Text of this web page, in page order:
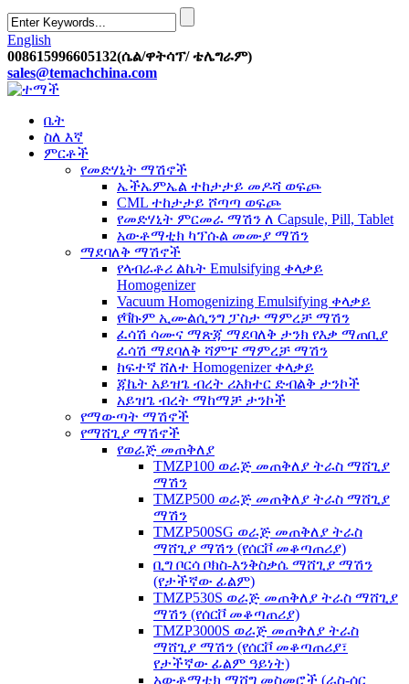
English
008615996605132(ሴል/ዋትሳፕ/ ቴሌግራም)
sales@temachchina.com
ቤት
ስለ እኛ
ምርቶች
የመድሃኒት ማሽኖች
ኤችኤምኤል ተከታታይ መዶሻ ወፍጮ
CML ተከታታይ ሾጣጣ ወፍጮ
የመድሃኒት ምርመራ ማሽን ለ Capsule, Pill, Tablet
አውቶማቲክ ካፕሱል መሙያ ማሽን
ማደባለቅ ማሽኖች
የላብራቶሪ ልኬት Emulsifying ቀላቃይ
Homogenizer
Vacuum Homogenizing Emulsifying ቀላቃይ
የቫኩም ኢሙልሲንግ ፓስታ ማምረቻ ማሽን
ፈሳሽ ሳሙና ማጽጃ ማደባለቅ ታንክ የእቃ ማጠቢያ
ፈሳሽ ማደባለቅ ሻምፑ ማምረቻ ማሽን
ከፍተኛ ሸለተ Homogenizer ቀላቃይ
ጃኬት አይዝጌ ብረት ሪአክተር ድብልቅ ታንኮች
አይዝጌ ብረት ማከማቻ ታንኮች
የማውጣት ማሽኖች
የማሸጊያ ማሽኖች
የወራጅ መጠቅለያ
TMZP100 ወራጅ መጠቅለያ ትራስ ማሸጊያ
ማሽን
TMZP500 ወራጅ መጠቅለያ ትራስ ማሸጊያ
ማሽን
TMZP500SG ወራጅ መጠቅለያ ትራስ
ማሸጊያ ማሽን (የሰርቮ መቆጣጠሪያ)
ቢግ ቦርሳ ቦክስ-እንቅስቃሴ ማሸጊያ ማሽን
(የታችኛው ፊልም)
TMZP530S ወራጅ መጠቅለያ ትራስ ማሸጊያ
ማሽን (የሰርቮ መቆጣጠሪያ)
TMZP3000S ወራጅ መጠቅለያ ትራስ
ማሸጊያ ማሽን (የሰርቮ መቆጣጠሪያ፣
የታችኛው ፊልም ዓይነት)
አውቶማቲክ ማሸግ መስመሮች (ራስ-ሰር